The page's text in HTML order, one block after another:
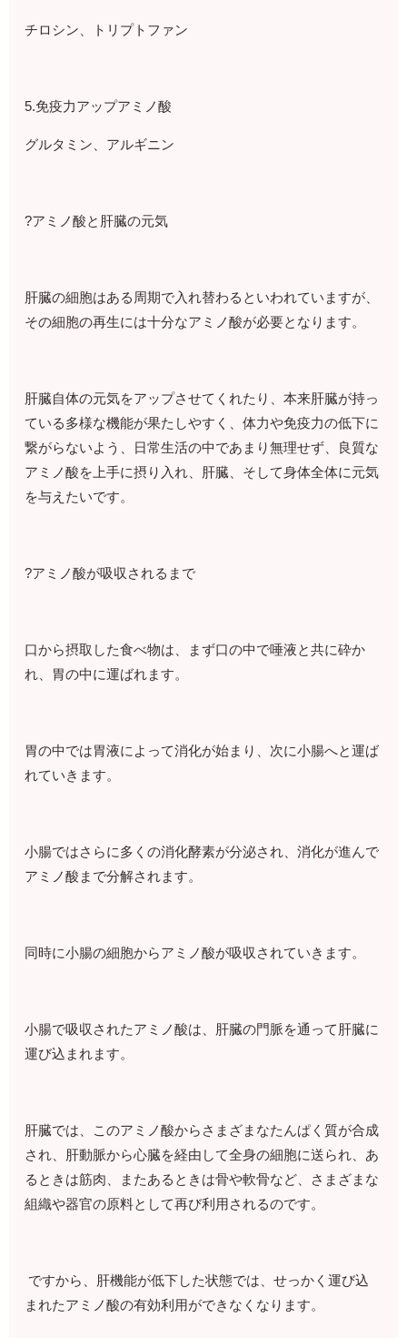
チロシン、トリプトファン
5.免疫力アップアミノ酸
グルタミン、アルギニン
?アミノ酸と肝臓の元気
肝臓の細胞はある周期で入れ替わるといわれていますが、
その細胞の再生には十分なアミノ酸が必要となります。
肝臓自体の元気をアップさせてくれたり、本来肝臓が持っ
ている多様な機能が果たしやすく、体力や免疫力の低下に
繋がらないよう、日常生活の中であまり無理せず、良質な
アミノ酸を上手に摂り入れ、肝臓、そして身体全体に元気
を与えたいです。
?アミノ酸が吸収されるまで
口から摂取した食べ物は、まず口の中で唾液と共に砕か
れ、胃の中に運ばれます。
胃の中では胃液によって消化が始まり、次に小腸へと運ば
れていきます。
小腸ではさらに多くの消化酵素が分泌され、消化が進んで
アミノ酸まで分解されます。
同時に小腸の細胞からアミノ酸が吸収されていきます。
小腸で吸収されたアミノ酸は、肝臓の門脈を通って肝臓に
運び込まれます。
肝臓では、このアミノ酸からさまざまなたんぱく質が合成
され、肝動脈から心臓を経由して全身の細胞に送られ、あ
るときは筋肉、またあるときは骨や軟骨など、さまざまな
組織や器官の原料として再び利用されるのです。
ですから、肝機能が低下した状態では、せっかく運び込
まれたアミノ酸の有効利用ができなくなります。